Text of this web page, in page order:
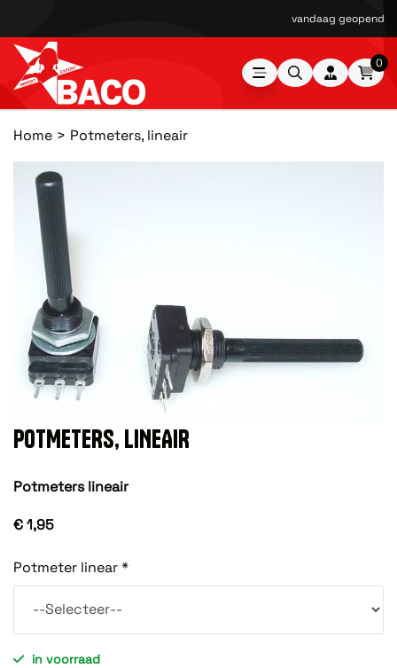
vandaag geopend
0
Home Potmeters, lineair
POTMETERS, LINEAIR
Potmeters lineair
€ 1,95
Potmeter linear *
in voorraad